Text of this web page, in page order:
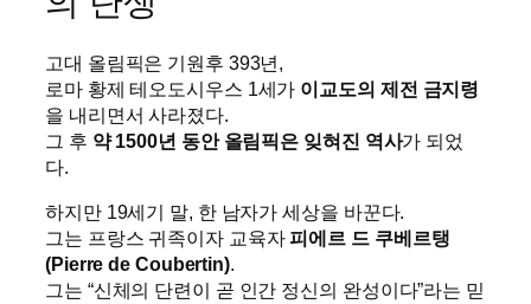
고대 올림픽은 기원후 393년,
로마 황제 테오도시우스 1세가 이교도의 제전 금지령
을 내리면서 사라졌다.
그 후 약 1500년 동안 올림픽은 잊혀진 역사가 되었
다.
하지만 19세기 말, 한 남자가 세상을 바꾼다.
그는 프랑스 귀족이자 교육자피에르 드 쿠베르탱
(Pierre de Coubertin).
그는 “신체의 단련이 곧 인간 정신의 완성이다”라는 믿